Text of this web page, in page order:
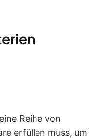
Reihe von
erfüllen muss, um